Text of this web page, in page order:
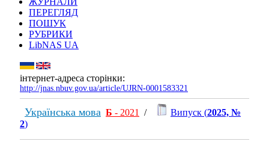
ПЕРЕГЛЯД
ПОШУК
РУБРИКИ
LibNAS UA
інтернет-адреса сторінки:
http://jnas.nbuv.gov.ua/article/UJRN-0001583321
Українська мова Б - 2021 / Випуск (2025, №
2)